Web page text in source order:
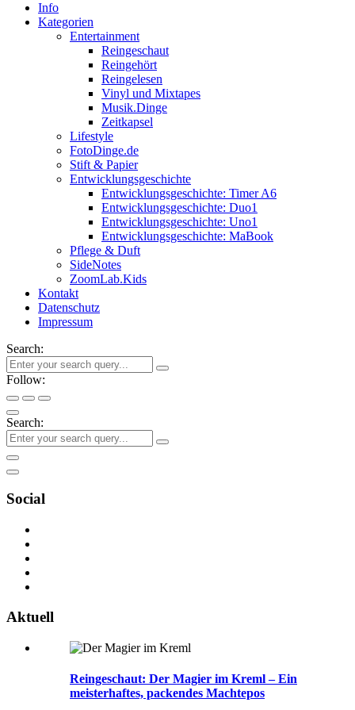
Info
Kategorien
Entertainment
Reingeschaut
Reingehört
Reingelesen
Vinyl und Mixtapes
Musik.Dinge
Zeitkapsel
Lifestyle
FotoDinge.de
Stift & Papier
Entwicklungsgeschichte
Entwicklungsgeschichte: Timer A6
Entwicklungsgeschichte: Duo1
Entwicklungsgeschichte: Uno1
Entwicklungsgeschichte: MaBook
Pflege & Duft
SideNotes
ZoomLab.Kids
Kontakt
Datenschutz
Impressum
Search:
Follow:
Search:
Social
Aktuell
Reingeschaut: Der Magier im Kreml – Ein
meisterhaftes, packendes Machtepos